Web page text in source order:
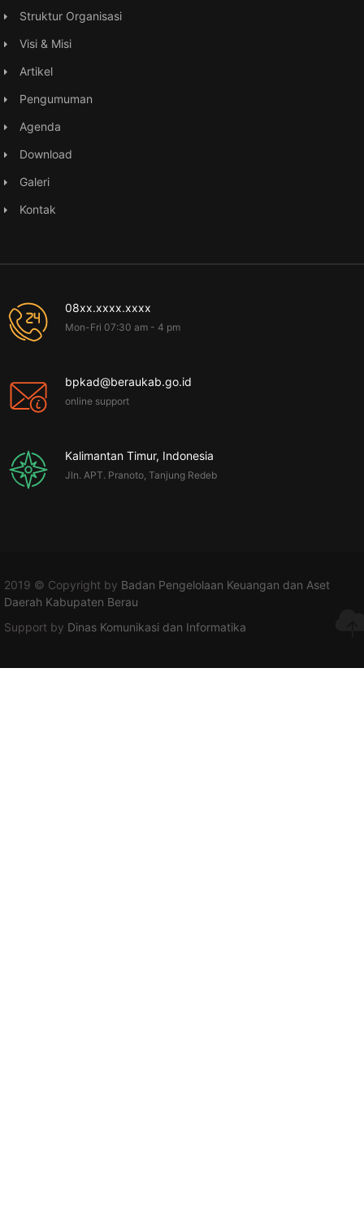
Struktur Organisasi
Visi & Misi
Artikel
Pengumuman
Agenda
Download
Galeri
Kontak
08xx.xxxx.xxxx
Mon-Fri 07:30 am - 4 pm
bpkad@beraukab.go.id
online support
Kalimantan Timur, Indonesia
Jln. APT. Pranoto, Tanjung Redeb
2019 © Copyright by Badan Pengelolaan Keuangan dan Aset
Daerah Kabupaten Berau
Support by Dinas Komunikasi dan Informatika